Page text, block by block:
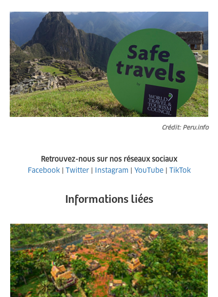
Crédit: Peru.info
Retrouvez-nous sur nos réseaux sociaux
Facebook| Twitter| Instagram YouTube| TikTok
Informations liées